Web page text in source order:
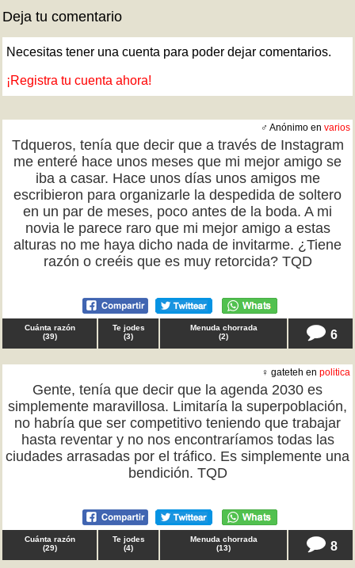
Deja tu comentario
Necesitas tener una cuenta para poder dejar comentarios.
¡Registra tu cuenta ahora!
♂ Anónimo en varios
Tdqueros, tenía que decir que a través de Instagram
me enteré hace unos meses que mi mejor amigo se
iba a casar. Hace unos días unos amigos me
escribieron para organizarle la despedida de soltero
en un par de meses, poco antes de la boda. A mi
novia le parece raro que mi mejor amigo a estas
alturas no me haya dicho nada de invitarme. ¿Tiene
razón o creéis que es muy retorcida? TQD
Cuánta razón
(39)
Te jodes
(3)
Menuda chorrada
(2) 6
♀ gateteh en politica
Gente, tenía que decir que la agenda 2030 es
simplemente maravillosa. Limitaría la superpoblación,
no habría que ser competitivo teniendo que trabajar
hasta reventar y no nos encontraríamos todas las
ciudades arrasadas por el tráfico. Es simplemente una
bendición. TQD
Cuánta razón
(29)
Te jodes
(4)
Menuda chorrada
(13) 8